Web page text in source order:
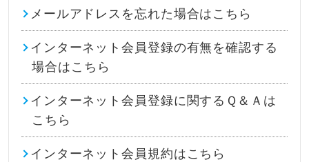
メールアドレスを忘れた場合はこちら
インターネット会員登録の有無を確認する
場合はこちら
インターネット会員登録に関するＱ＆Ａは
こちら
インターネット会員規約はこちら